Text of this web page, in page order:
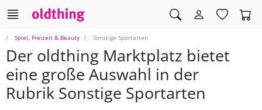
Spiel, Freizeit & Beauty Sonstige Sportarten
Der oldthing Marktplatz bietet
eine große Auswahl in der
Rubrik Sonstige Sportarten